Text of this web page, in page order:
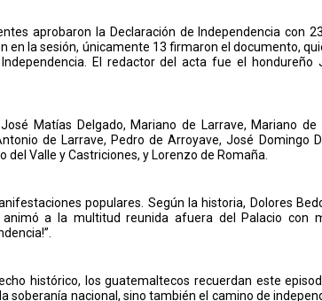
aprobaron la Declaración de Independencia con
en la sesión, únicamente 13 firmaron el documento,
El redactor del acta fue el hondureño
Matías Delgado, Mariano de Larrave, Mariano
de Larrave, Pedro de Arroyave, José Domingo
Valle y Castriciones, y Lorenzo de Romaña.
populares. Según la historia, Dolores
a la multitud reunida afuera del Palacio con
histórico, los guatemaltecos recuerdan este
soberanía nacional, sino también el camino de